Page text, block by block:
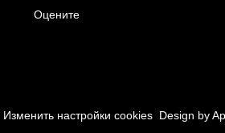
Оцените
Изменить настройки cookies Design by